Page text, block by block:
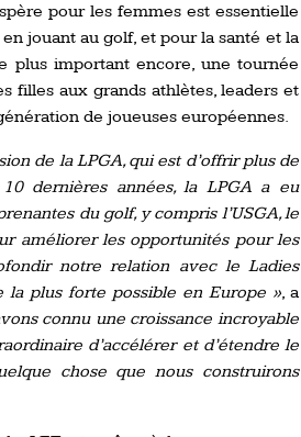
pour les femmes est essentielle
jouant au golf, et pour la santé et la
plus important encore, une tournée
filles aux grands athlètes, leaders et
de joueuses européennes.
de la LPGA, qui est d’offrir plus de
dernières années, la LPGA a eu
du golf, y compris l’USGA, le
améliorer les opportunités pour les
notre relation avec le Ladies
plus forte possible en Europe », a
connu une croissance incroyable
d’accélérer et d’étendre le
chose que nous construirons